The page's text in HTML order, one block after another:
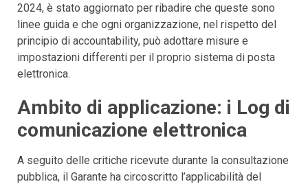
2024, è stato aggiornato per ribadire che queste sono
linee guida e che ogni organizzazione, nel rispetto del
principio di accountability, può adottare misure e
impostazioni differenti per il proprio sistema di posta
elettronica.
Ambito di applicazione: i Log di
comunicazione elettronica
A seguito delle critiche ricevute durante la consultazione
pubblica, il Garante ha circoscritto l’applicabilità del